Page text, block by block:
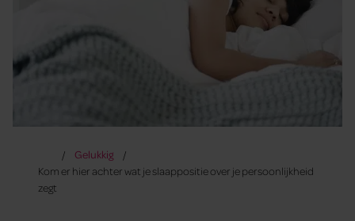
Gelukkig
Kom er hier achter wat je slaappositie over je persoonlijkheid
zegt